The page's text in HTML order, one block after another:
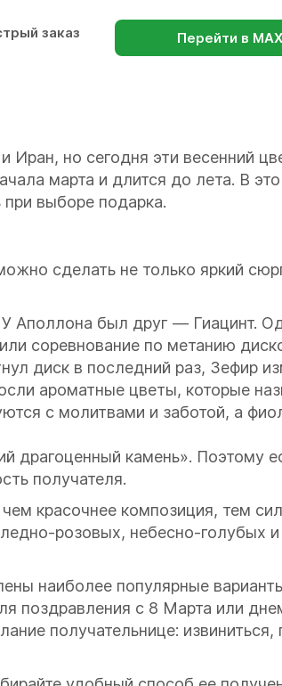
заказ Перейти в МАХ
Иран, но сегодня эти весенний
марта и длится до лета. В
выборе подарка.
сделать не только яркий
У Аполлона был друг — Гиацинт.
соревнование по метанию
диск в последний раз, Зефир
ароматные цветы, которые
с молитвами и заботой, а
драгоценный камень». Поэтому
получателя.
красочнее композиция, тем
розовых, небесно-голубых
наиболее популярные
поздравления с 8 Марта или
получательнице: извиниться,